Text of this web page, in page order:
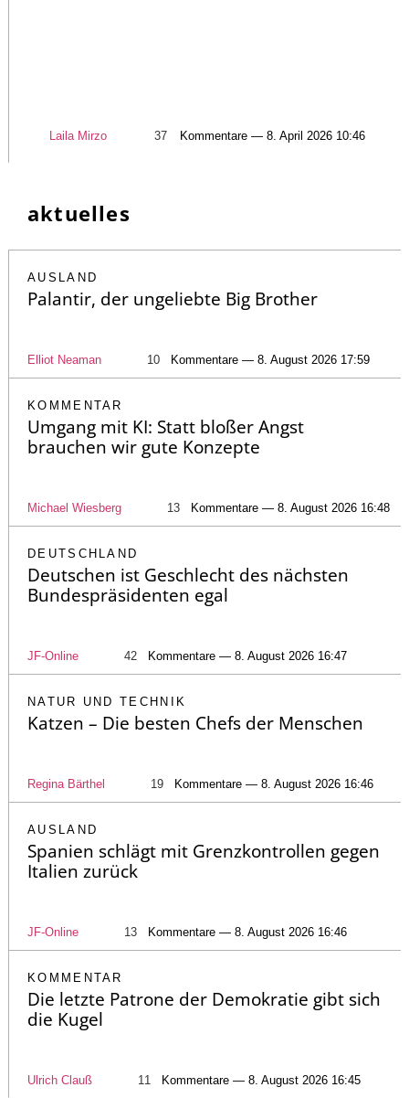
Laila Mirzo 37 Kommentare — 8. April 2026 10:46
aktuelles
AUSLAND
Palantir, der ungeliebte Big Brother
Elliot Neaman 10 Kommentare — 8. August 2026 17:59
KOMMENTAR
Umgang mit KI: Statt bloßer Angst
brauchen wir gute Konzepte
Michael Wiesberg 13 Kommentare — 8. August 2026 16:48
DEUTSCHLAND
Deutschen ist Geschlecht des nächsten
Bundespräsidenten egal
JF-Online 42 Kommentare — 8. August 2026 16:47
NATUR UND TECHNIK
Katzen – Die besten Chefs der Menschen
Regina Bärthel 19 Kommentare — 8. August 2026 16:46
AUSLAND
Spanien schlägt mit Grenzkontrollen gegen
Italien zurück
JF-Online 13 Kommentare — 8. August 2026 16:46
KOMMENTAR
Die letzte Patrone der Demokratie gibt sich
die Kugel
Ulrich Clauß 11 Kommentare — 8. August 2026 16:45